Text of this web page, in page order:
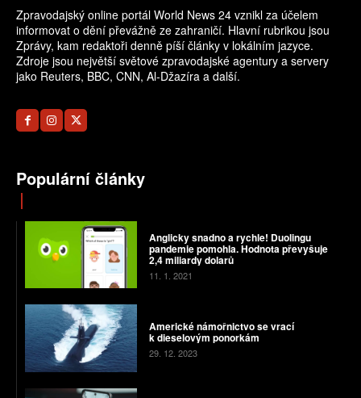
Zpravodajský online portál World News 24 vznikl za účelem
informovat o dění převážně ze zahraničí. Hlavní rubrikou jsou
Zprávy, kam redaktoři denně píší články v lokálním jazyce.
Zdroje jsou největší světové zpravodajské agentury a servery
jako Reuters, BBC, CNN, Al-Džazíra a další.
Populární články
Anglicky snadno a rychle! Duolingu
pandemie pomohla. Hodnota převyšuje
2,4 miliardy dolarů
11. 1. 2021
Americké námořnictvo se vrací
k dieselovým ponorkám
29. 12. 2023